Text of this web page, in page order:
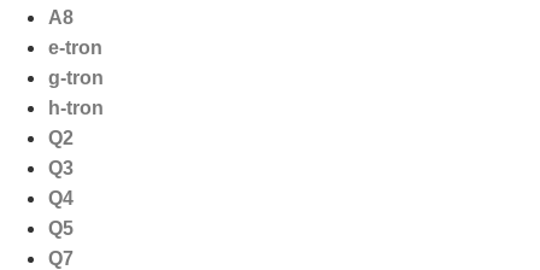
A8
e-tron
g-tron
h-tron
Q2
Q3
Q4
Q5
Q7